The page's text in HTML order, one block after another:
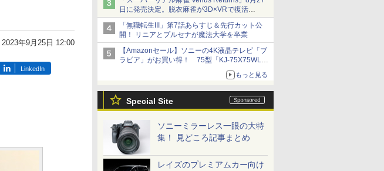
「特製ガーリックマヨソース」を使用した超大
型チーズバーガー
日に発売決定。脱衣麻雀が3D×VRで復活
発売から2週間は20%オフになるセールが実施
「無職転生III」第7話あらすじ＆先行カット公
開！ リニアとプルセナが魔法大学を卒業
【Amazonセール】ソニーの4K液晶テレビ「ブ
ラビア」がお買い得！ 75型「KJ-75X75WL」
もっと見る
Special Site
ソニーミラーレス一眼の大特
集！ 見どころ記事まとめ
レイズのプレミアムカー向け
2023年9月25日 12:00
LinkedIn